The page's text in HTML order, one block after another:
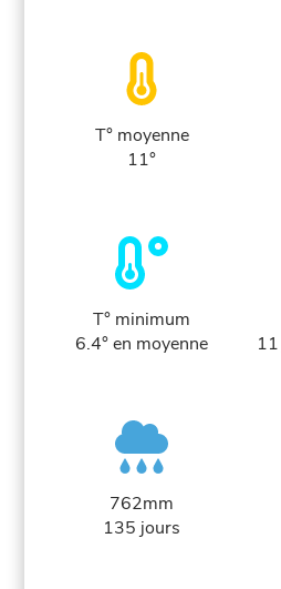
T° moyenne
11°
T° minimum
6.4° en moyenne
762mm
135 jours